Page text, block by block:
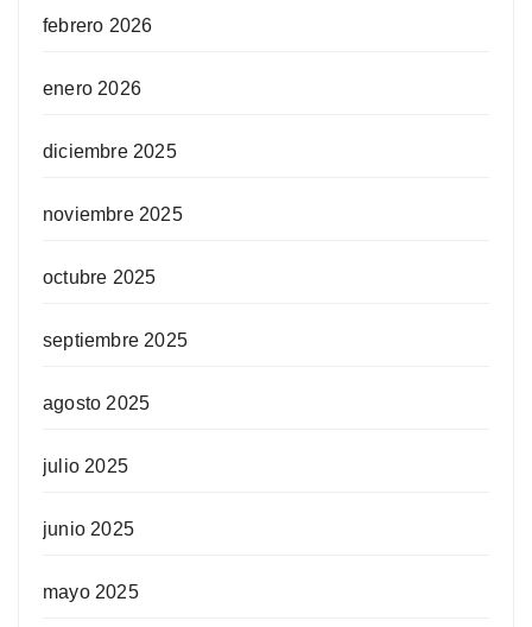
febrero 2026
enero 2026
diciembre 2025
noviembre 2025
octubre 2025
septiembre 2025
agosto 2025
julio 2025
junio 2025
mayo 2025